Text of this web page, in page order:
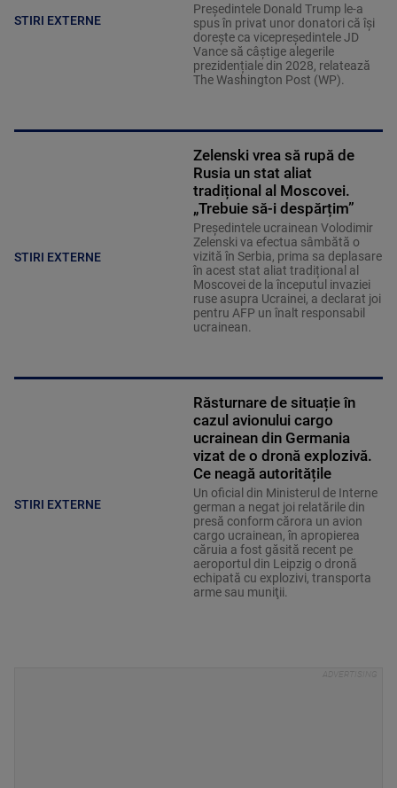
STIRI EXTERNE
Președintele Donald Trump le-a
spus în privat unor donatori că își
dorește ca vicepreședintele JD
Vance să câștige alegerile
prezidențiale din 2028, relatează
The Washington Post (WP).
STIRI EXTERNE
Zelenski vrea să rupă de
Rusia un stat aliat
tradițional al Moscovei.
„Trebuie să-i despărțim”
Președintele ucrainean Volodimir
Zelenski va efectua sâmbătă o
vizită în Serbia, prima sa deplasare
în acest stat aliat tradițional al
Moscovei de la începutul invaziei
ruse asupra Ucrainei, a declarat joi
pentru AFP un înalt responsabil
ucrainean.
STIRI EXTERNE
Răsturnare de situație în
cazul avionului cargo
ucrainean din Germania
vizat de o dronă explozivă.
Ce neagă autoritățile
Un oficial din Ministerul de Interne
german a negat joi relatările din
presă conform cărora un avion
cargo ucrainean, în apropierea
căruia a fost găsită recent pe
aeroportul din Leipzig o dronă
echipată cu explozivi, transporta
arme sau muniţii.